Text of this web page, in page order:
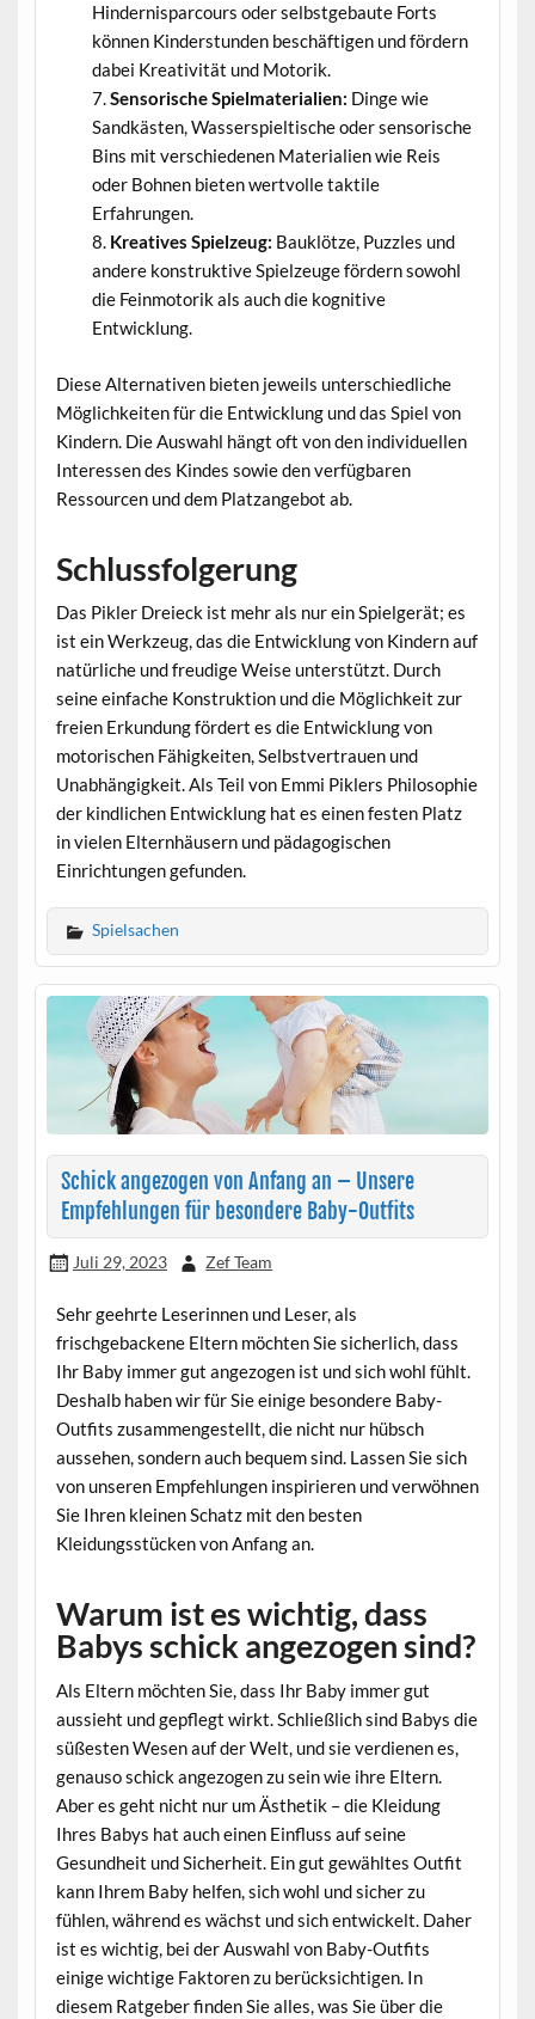
Hindernisparcours oder selbstgebaute Forts
können Kinderstunden beschäftigen und fördern
dabei Kreativität und Motorik.
Sensorische Spielmaterialien: Dinge wie
Sandkästen, Wasserspieltische oder sensorische
Bins mit verschiedenen Materialien wie Reis
oder Bohnen bieten wertvolle taktile
Erfahrungen.
Kreatives Spielzeug: Bauklötze, Puzzles und
andere konstruktive Spielzeuge fördern sowohl
die Feinmotorik als auch die kognitive
Entwicklung.
Diese Alternativen bieten jeweils unterschiedliche
Möglichkeiten für die Entwicklung und das Spiel von
Kindern. Die Auswahl hängt oft von den individuellen
Interessen des Kindes sowie den verfügbaren
Ressourcen und dem Platzangebot ab.
Schlussfolgerung
Das Pikler Dreieck ist mehr als nur ein Spielgerät; es
ist ein Werkzeug, das die Entwicklung von Kindern auf
natürliche und freudige Weise unterstützt. Durch
seine einfache Konstruktion und die Möglichkeit zur
freien Erkundung fördert es die Entwicklung von
motorischen Fähigkeiten, Selbstvertrauen und
Unabhängigkeit. Als Teil von Emmi Piklers Philosophie
der kindlichen Entwicklung hat es einen festen Platz
in vielen Elternhäusern und pädagogischen
Einrichtungen gefunden.
Spielsachen
Schick angezogen von Anfang an – Unsere
Empfehlungen für besondere Baby-Outfits
Juli 29, 2023 Zef Team
Sehr geehrte Leserinnen und Leser, als
frischgebackene Eltern möchten Sie sicherlich, dass
Ihr Baby immer gut angezogen ist und sich wohl fühlt.
Deshalb haben wir für Sie einige besondere Baby-
Outfits zusammengestellt, die nicht nur hübsch
aussehen, sondern auch bequem sind. Lassen Sie sich
von unseren Empfehlungen inspirieren und verwöhnen
Sie Ihren kleinen Schatz mit den besten
Kleidungsstücken von Anfang an.
Warum ist es wichtig, dass
Babys schick angezogen sind?
Als Eltern möchten Sie, dass Ihr Baby immer gut
aussieht und gepflegt wirkt. Schließlich sind Babys die
süßesten Wesen auf der Welt, und sie verdienen es,
genauso schick angezogen zu sein wie ihre Eltern.
Aber es geht nicht nur um Ästhetik – die Kleidung
Ihres Babys hat auch einen Einfluss auf seine
Gesundheit und Sicherheit. Ein gut gewähltes Outfit
kann Ihrem Baby helfen, sich wohl und sicher zu
fühlen, während es wächst und sich entwickelt. Daher
ist es wichtig, bei der Auswahl von Baby-Outfits
einige wichtige Faktoren zu berücksichtigen. In
diesem Ratgeber finden Sie alles, was Sie über die